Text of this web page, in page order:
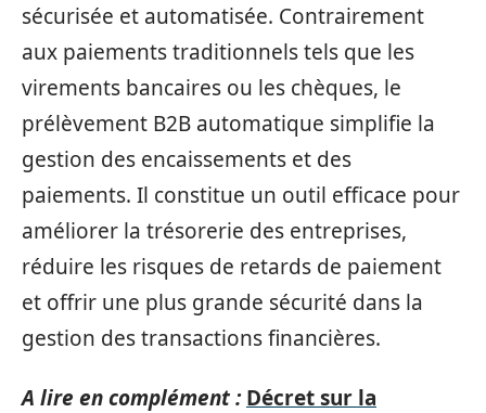
sécurisée et automatisée. Contrairement
aux paiements traditionnels tels que les
virements bancaires ou les chèques, le
prélèvement B2B automatique simplifie la
gestion des encaissements et des
paiements. Il constitue un outil efficace pour
améliorer la trésorerie des entreprises,
réduire les risques de retards de paiement
et offrir une plus grande sécurité dans la
gestion des transactions financières.
A lire en complément : Décret sur la